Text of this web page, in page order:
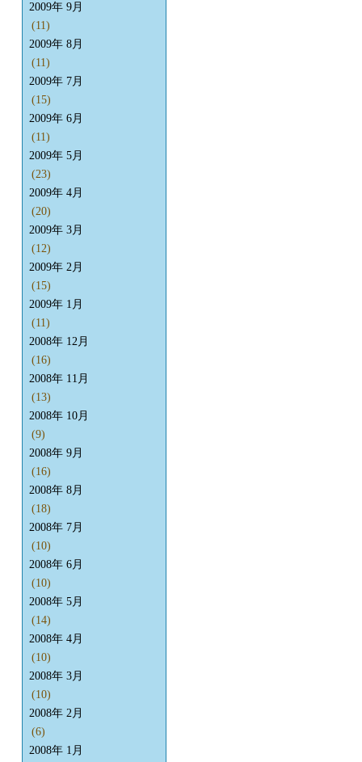
2009年 9月
(11)
2009年 8月
(11)
2009年 7月
(15)
2009年 6月
(11)
2009年 5月
(23)
2009年 4月
(20)
2009年 3月
(12)
2009年 2月
(15)
2009年 1月
(11)
2008年 12月
(16)
2008年 11月
(13)
2008年 10月
(9)
2008年 9月
(16)
2008年 8月
(18)
2008年 7月
(10)
2008年 6月
(10)
2008年 5月
(14)
2008年 4月
(10)
2008年 3月
(10)
2008年 2月
(6)
2008年 1月